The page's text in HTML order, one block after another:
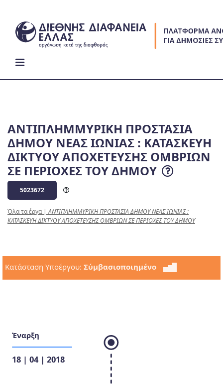
content
ΑΝΤΙΠΛΗΜΜΥΡΙΚΗ ΠΡΟΣΤΑΣΙΑ
ΔΗΜΟΥ ΝΕΑΣ ΙΩΝΙΑΣ : ΚΑΤΑΣΚΕΥΗ
ΔΙΚΤΥΟΥ ΑΠΟΧΕΤΕΥΣΗΣ ΟΜΒΡΙΩΝ
ΣΕ ΠΕΡΙΟΧΕΣ ΤΟΥ ΔΗΜΟΥ
5023672
Όλα τα έργα|ΑΝΤΙΠΛΗΜΜΥΡΙΚΗ ΠΡΟΣΤΑΣΙΑ ΔΗΜΟΥ ΝΕΑΣ ΙΩΝΙΑΣ :
ΚΑΤΑΣΚΕΥΗ ΔΙΚΤΥΟΥ ΑΠΟΧΕΤΕΥΣΗΣ ΟΜΒΡΙΩΝ ΣΕ ΠΕΡΙΟΧΕΣ ΤΟΥ ΔΗΜΟΥ
Κατάσταση Υποέργου: Σύμβασιοποιημένο
Έναρξη
18 | 04 | 2018